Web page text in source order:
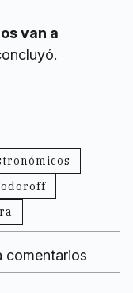
van a
comentarios